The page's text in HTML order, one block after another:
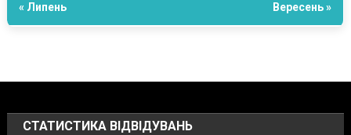
« Липень Вересень »
СТАТИСТИКА ВІДВІДУВАНЬ